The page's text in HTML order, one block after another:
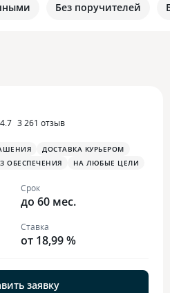
Без поручителей
4.7 3 261 отзыв
ДОСТАВКА КУРЬЕРОМ
ОБЕСПЕЧЕНИЯ НА ЛЮБЫЕ ЦЕЛИ
Срок
до 60 мес.
Ставка
от 18,99 %
заявку